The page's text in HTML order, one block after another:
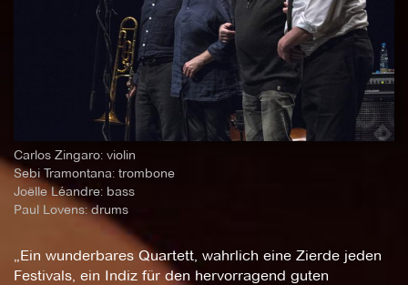
Carlos Zingaro: violin
Sebi Tramontana: trombone
Joëlle Léandre: bass
Paul Lovens: drums
„Ein wunderbares Quartett, wahrlich eine Zierde jeden
Festivals, ein Indiz für den hervorragend guten